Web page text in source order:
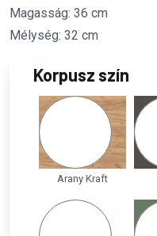
Magasság: 36 cm
Mélység: 32 cm
Korpusz szín
Arany Kraft